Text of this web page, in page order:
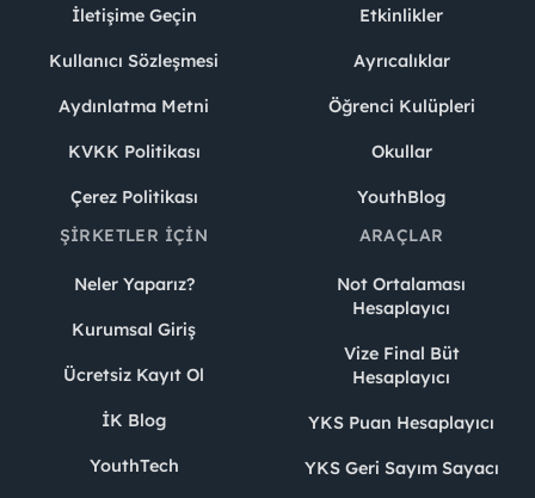
İletişime Geçin
Kullanıcı Sözleşmesi
Aydınlatma Metni
KVKK Politikası
Çerez Politikası
Etkinlikler
Ayrıcalıklar
Öğrenci Kulüpleri
Okullar
YouthBlog
ŞIRKETLER İÇIN
Neler Yaparız?
Kurumsal Giriş
Ücretsiz Kayıt Ol
İK Blog
YouthTech
ARAÇLAR
Not Ortalaması
Hesaplayıcı
Vize Final Büt
Hesaplayıcı
YKS Puan Hesaplayıcı
YKS Geri Sayım Sayacı